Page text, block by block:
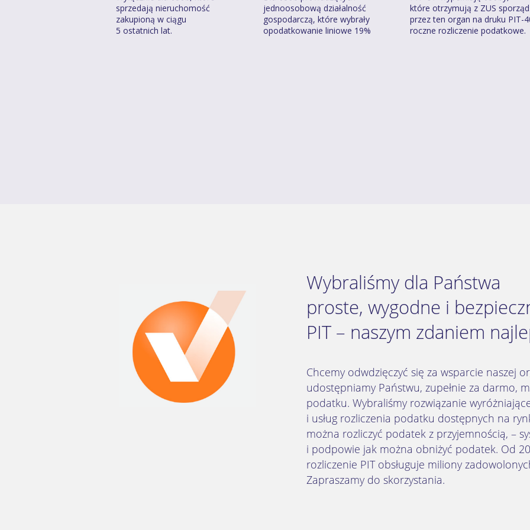
sprzedają nieruchomość
zakupioną w ciągu
5 ostatnich lat.
jednoosobową działalność
gospodarczą, które wybrały
opodatkowanie liniowe 19%
które otrzymują z ZUS
przez ten organ na druku PIT-
roczne rozliczenie podatkowe.
Wybraliśmy dla Państwa
proste, wygodne i
PIT – naszym zdaniem
Chcemy odwdzięczyć się za wsparcie naszej
udostępniamy Państwu, zupełnie za darmo,
podatku. Wybraliśmy rozwiązanie
i usług rozliczenia podatku dostępnych na
można rozliczyć podatek z przyjemnością, –
i podpowie jak można obniżyć podatek. Od
rozliczenie PIT obsługuje miliony
Zapraszamy do skorzystania.